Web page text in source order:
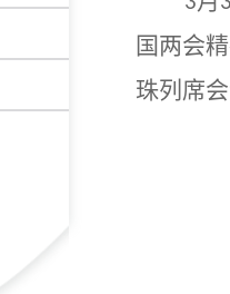
国两会
珠列席